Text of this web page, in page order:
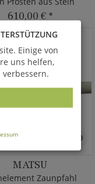
610,00 € *
MATSU
Zaunpfahl
Einige von
uns helfen,